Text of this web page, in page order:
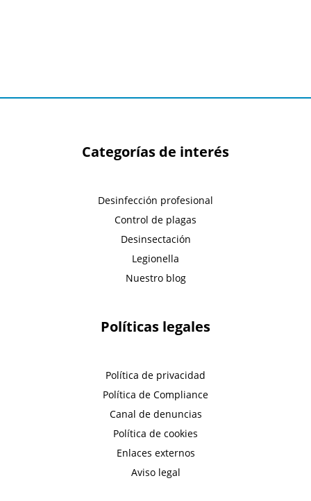
Categorías de interés
Desinfección profesional
Control de plagas
Desinsectación
Legionella
Nuestro blog
Políticas legales
Política de privacidad
Política de Compliance
Canal de denuncias
Política de cookies
Enlaces externos
Aviso legal